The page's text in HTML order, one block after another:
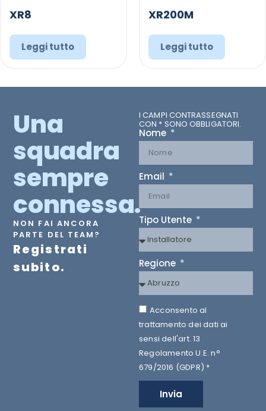
XR8
Leggi tutto
XR200M
Leggi tutto
Una
squadra
sempre
connessa.
NON FAI ANCORA
PARTE DEL TEAM?
Registrati
subito.
I CAMPI CONTRASSEGNATI
CON * SONO OBBLIGATORI.
Nome
Email
Tipo Utente
Regione
Acconsento al
trattamento dei dati ai
sensi dell'art. 13
Regolamento U.E. n°
679/2016 (GDPR) *
Invia